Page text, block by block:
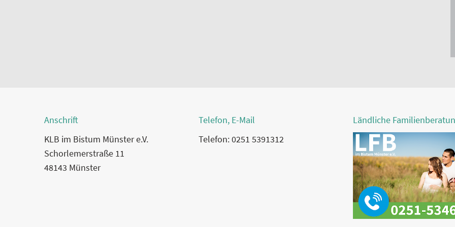
Anschrift
KLB im Bistum Münster e.V.
Schorlemerstraße 11
48143 Münster
Telefon, E-Mail
Telefon: 0251 5391312
Ländliche